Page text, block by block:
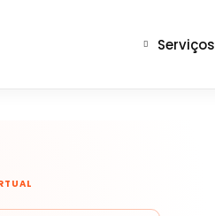
Serviços